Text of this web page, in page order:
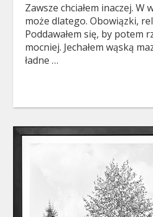
Zawsze chciałem inaczej. W
może dlatego. Obowiązki,
Poddawałem się, by potem
mocniej. Jechałem wąską
ładne …